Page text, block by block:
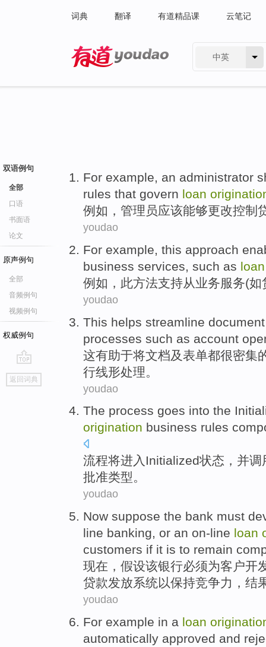
词典 翻译 有道精品课 云笔记
中英
双语例句
全部
口语
书面语
论文
原声例句
全部
音频例句
视频例句
权威例句
go
top
返回词典
For example, an administrator
rules that govern loan
例如 ， 管理员应该能够更改控制
youdao
For example, this approach
business services, such as loan
例如 ， 此方法支持从业务服务(如
youdao
This helps streamline document
processes such as account
这有助于将文档及表单都很密集
行线形处理。
youdao
The process goes into the
origination business rules
流程将进入 Initialized状态 ， 并调
批准类型。
youdao
Now suppose the bank must
line banking, or an on-line loan
customers if it is to remain
现在 ， 假设该银行必须为客户开
贷款发放系统以保持竞争力 ，结
youdao
For example in a loan
automatically approved and